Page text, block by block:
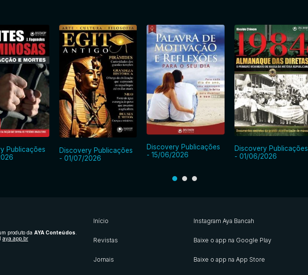
Publicações
Discovery Publicações
- 01/07/2026
Discovery Publicações
- 15/06/2026
Discovery Publicações
- 01/06/2026
produto da AYA Conteúdos
aya.app.br
Início
Revistas
Jornais
Instagram Aya Bancah
Baixe o app na Google Play
Baixe o app na App Store